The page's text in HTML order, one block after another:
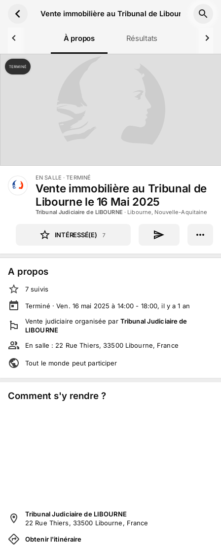
Vente immobilière au Tribunal de Libourne le 16
À propos Résultats
TERMINÉ
EN SALLE · TERMINÉ
Vente immobilière au Tribunal de
Libourne le 16 Mai 2025
Tribunal Judiciaire de LIBOURNE · Libourne, Nouvelle-Aquitaine
INTÉRESSÉ(E) 7
A propos
7 suivis
Terminé ·Ven. 16 mai 2025 à 14:00 - 18:00, il y a1 an
Vente judiciaire organisée par Tribunal Judiciaire de
LIBOURNE
En salle : 22 Rue Thiers, 33500 Libourne, France
Tout le monde peut participer
Comment s'y rendre ?
Tribunal Judiciaire de LIBOURNE
22 Rue Thiers, 33500 Libourne, France
Obtenir l'itinéraire